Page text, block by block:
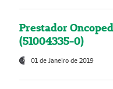
Prestador
(51004335-0)
01 de Janeiro de 2019